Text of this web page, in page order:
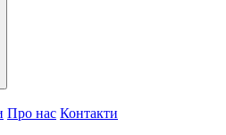
Про нас Контакти